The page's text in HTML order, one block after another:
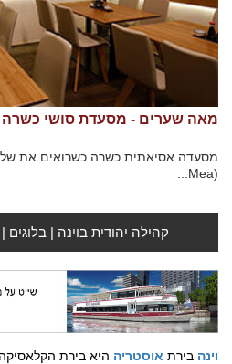
מאה שערים - מסעדת סושי כשרה
מסעדה אסיאתית כשרה כשרואים את
(Mea...
קהילה יהודית בוינה | בלוגים
וינה בירת אוסטריה היא בירת